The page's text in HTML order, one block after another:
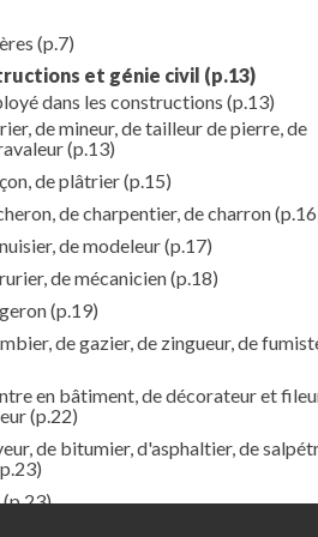
(p.7)
et génie civil (p.13)
dans les constructions (p.13)
de mineur, de tailleur de pierre, de
(p.13)
de plâtrier(p.15)
de charpentier, de charron
de modeleur(p.17)
de mécanicien(p.18)
(p.19)
de gazier, de zingueur, de
en bâtiment, de décorateur et
(p.22)
de bitumier, d'asphaltier, de
(p.23)